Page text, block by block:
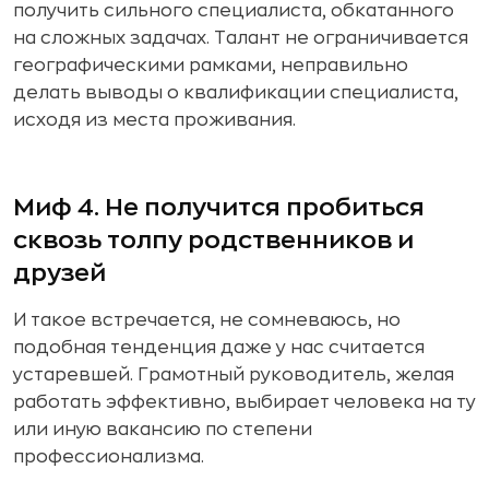
получить сильного специалиста, обкатанного
на сложных задачах. Талант не ограничивается
географическими рамками, неправильно
делать выводы о квалификации специалиста,
исходя из места проживания.
Миф 4. Не получится пробиться
сквозь толпу родственников и
друзей
И такое встречается, не сомневаюсь, но
подобная тенденция даже у нас считается
устаревшей. Грамотный руководитель, желая
работать эффективно, выбирает человека на ту
или иную вакансию по степени
профессионализма.